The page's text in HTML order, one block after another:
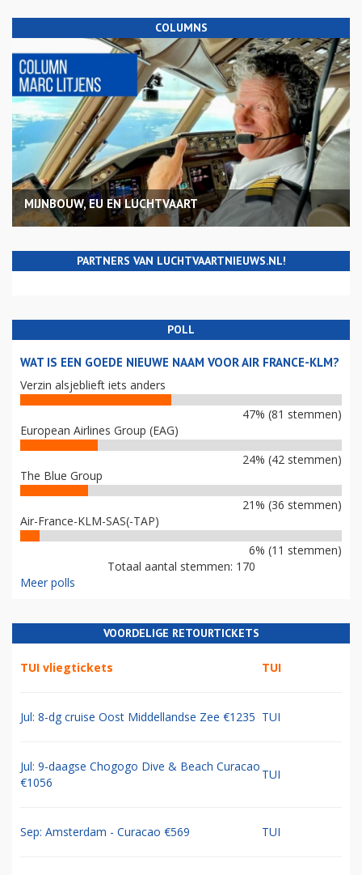
COLUMNS
MIJNBOUW, EU EN LUCHTVAART
PARTNERS VAN LUCHTVAARTNIEUWS.NL!
POLL
WAT IS EEN GOEDE NIEUWE NAAM VOOR AIR FRANCE-KLM?
Verzin alsjeblieft iets anders
47% (81 stemmen)
European Airlines Group (EAG)
24% (42 stemmen)
The Blue Group
21% (36 stemmen)
Air-France-KLM-SAS(-TAP)
6% (11 stemmen)
Totaal aantal stemmen: 170
Meer polls
VOORDELIGE RETOURTICKETS
TUI vliegtickets TUI
Jul: 8-dg cruise Oost Middellandse Zee €1235 TUI
Jul: 9-daagse Chogogo Dive & Beach Curacao
€1056
TUI
Sep: Amsterdam - Curacao €569 TUI